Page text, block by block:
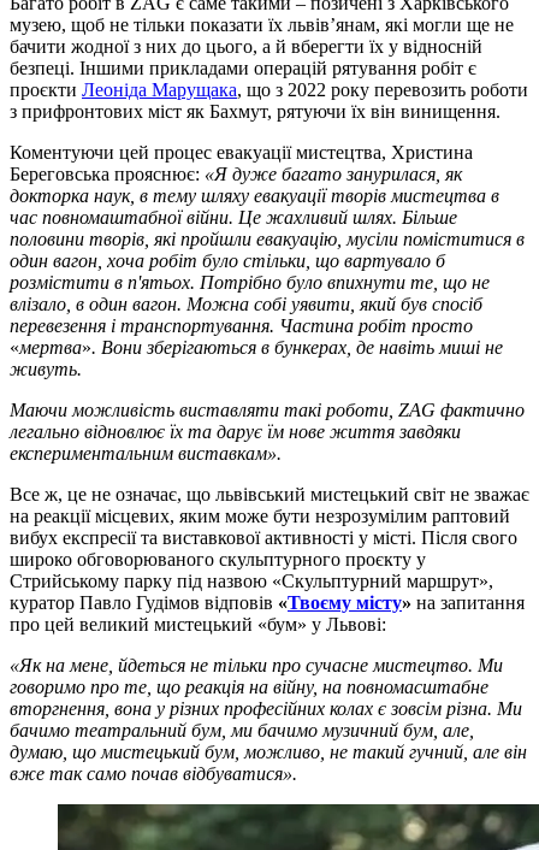
музею, щоб не тільки показати їх львівʼянам, які могли ще не
бачити жодної з них до цього, а й вберегти їх у відносній
безпеці. Іншими прикладами операцій рятування робіт є
проєкти Леоніда Марущака, що з 2022 року перевозить роботи
з прифронтових міст як Бахмут, рятуючи їх він винищення.
Коментуючи цей процес евакуації мистецтва, Христина
Береговська прояснює: «Я дуже багато занурилася, як
докторка наук, в тему шляху евакуації творів мистецтва в
час повномаштабної війни. Це жахливий шлях. Більше
половини творів, які пройшли евакуацію, мусіли поміститися в
один вагон, хоча робіт було стільки, що вартувало б
розмістити в п'ятьох. Потрібно було впихнути те, що не
влізало, в один вагон. Можна собі уявити, який був спосіб
перевезення і транспортування. Частина робіт просто
«мертва». Вони зберігаються в бункерах, де навіть миші не
живуть.
Маючи можливість виставляти такі роботи, ZAG фактично
легально відновлює їх та дарує їм нове життя завдяки
експериментальним виставкам».
Все ж, це не означає, що львівський мистецький світ не зважає
на реакції місцевих, яким може бути незрозумілим раптовий
вибух експресії та виставкової активності у місті. Після свого
широко обговорюваного скульптурного проєкту у
Стрийському парку під назвою «Скульптурний маршрут»,
куратор Павло Гудімов відповів «Твоєму місту» на запитання
про цей великий мистецький «бум» у Львові:
«Як на мене, йдеться не тільки про сучасне мистецтво. Ми
говоримо про те, що реакція на війну, на повномасштабне
вторгнення, вона у різних професійних колах є зовсім різна. Mи
бачимо театральний бум, ми бачимо музичний бум, але,
думаю, що мистецький бум, можливо, не такий гучний, але він
вже так само почав відбуватися».